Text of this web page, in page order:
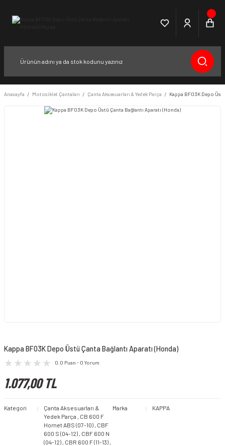
Anasayfa Motosiklet Çantaları Çanta Aksesuarları & Yedek Parça Kappa BF03K Depo
Kappa BF03K Depo Üstü Çanta Bağlantı Aparatı (Honda)
0.0 Puan - 0 Yorum
1.077,00 TL
Kategori
Çanta Aksesuarları &
Yedek Parça , CB 600 F
Hornet ABS (07-10) , CBF
600 S (04-12) , CBF 600 N
(04-12) , CBR 600 F (11-13) ,
Marka KAPPA